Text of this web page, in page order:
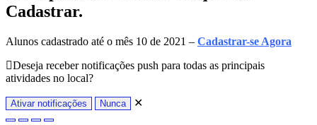
Cadastrar.
Alunos cadastrado até o mês 10 de 2021 – Cadastrar-se Agora
Deseja receber notificações push para todas as principais
atividades no local?
Ativar notificações Nunca ✕